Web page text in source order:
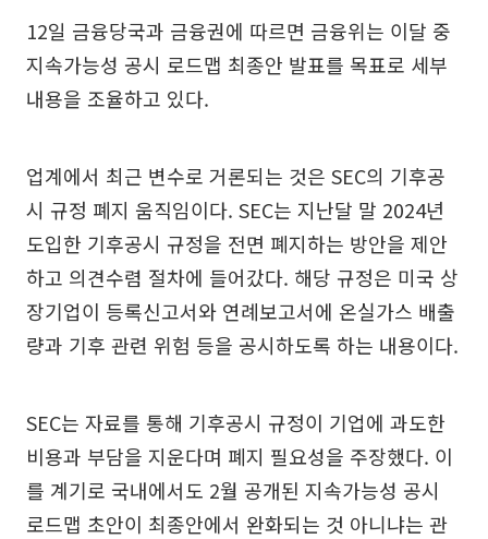
12일 금융당국과 금융권에 따르면 금융위는 이달 중
지속가능성 공시 로드맵 최종안 발표를 목표로 세부
내용을 조율하고 있다.
업계에서 최근 변수로 거론되는 것은 SEC의 기후공
시 규정 폐지 움직임이다. SEC는 지난달 말 2024년
도입한 기후공시 규정을 전면 폐지하는 방안을 제안
하고 의견수렴 절차에 들어갔다. 해당 규정은 미국 상
장기업이 등록신고서와 연례보고서에 온실가스 배출
량과 기후 관련 위험 등을 공시하도록 하는 내용이다.
SEC는 자료를 통해 기후공시 규정이 기업에 과도한
비용과 부담을 지운다며 폐지 필요성을 주장했다. 이
를 계기로 국내에서도 2월 공개된 지속가능성 공시
로드맵 초안이 최종안에서 완화되는 것 아니냐는 관